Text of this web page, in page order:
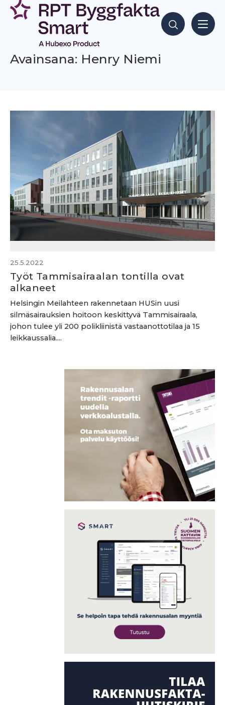
Siirry
sisältöön
Hae sisältöjä
Avainsana: Henry Niemi
25.5.2022
Työt Tammisairaalan tontilla ovat
alkaneet
Helsingin Meilahteen rakennetaan HUSin uusi
silmäsairauksien hoitoon keskittyvä Tammisairaala,
johon tulee yli 200 polikliinistä vastaanottotilaa ja 15
leikkaussalia....